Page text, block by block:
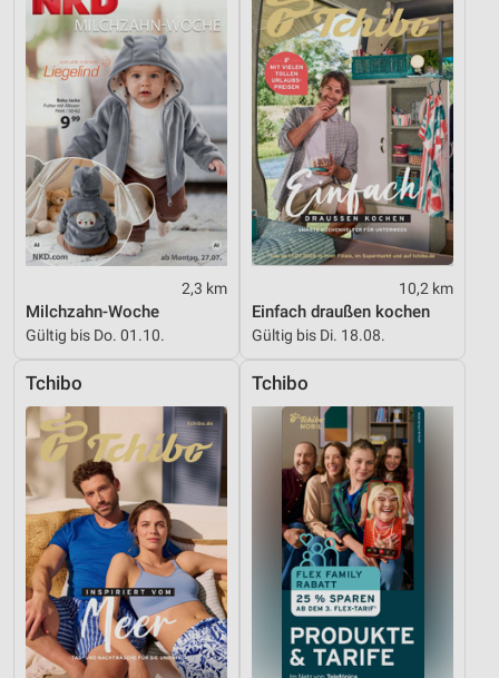
2,3 km
Milchzahn-Woche
Gültig bis Do. 01.10.
10,2 km
Einfach draußen kochen
Gültig bis Di. 18.08.
Tchibo Tchibo